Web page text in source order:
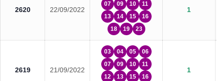
2620 22/09/2022
07
09 10
11
13
14 15
16
18
19 23
1
2619 21/09/2022
03 04 05
06
07
09 10
11
12
13 15
16
1